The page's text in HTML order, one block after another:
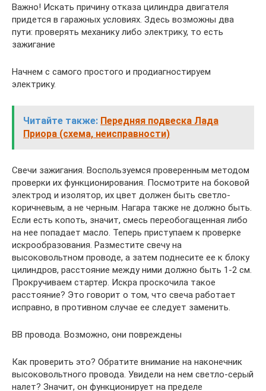
Важно! Искать причину отказа цилиндра двигателя
придется в гаражных условиях. Здесь возможны два
пути: проверять механику либо электрику, то есть
зажигание
Начнем с самого простого и продиагностируем
электрику.
Читайте также: Передняя подвеска Лада
Приора (схема, неисправности)
Свечи зажигания. Воспользуемся проверенным методом
проверки их функционирования. Посмотрите на боковой
электрод и изолятор, их цвет должен быть светло-
коричневым, а не черным. Нагара также не должно быть.
Если есть копоть, значит, смесь переобогащенная либо
на нее попадает масло. Теперь приступаем к проверке
искрообразования. Разместите свечу на
высоковольтном проводе, а затем поднесите ее к блоку
цилиндров, расстояние между ними должно быть 1-2 см.
Прокручиваем стартер. Искра проскочила такое
расстояние? Это говорит о том, что свеча работает
исправно, в противном случае ее следует заменить.
ВВ провода. Возможно, они повреждены
Как проверить это? Обратите внимание на наконечник
высоковольтного провода. Увидели на нем светло-серый
налет? Значит, он функционирует на пределе